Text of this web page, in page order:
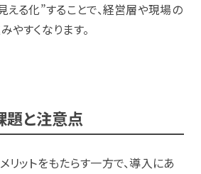
る化”することで、経営層や現場の
すくなります。
題と注意点
ットをもたらす一方で、導入にあ